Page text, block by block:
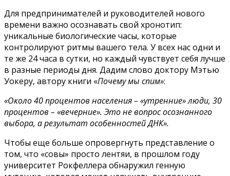
Для предпринимателей и руководителей нового
времени важно осознавать свой хронотип:
уникальные биологические часы, которые
контролируют ритмы вашего тела. У всех нас одни и
те же 24 часа в сутки, но каждый чувствует себя лучше
в разные периоды дня. Дадим слово доктору Мэтью
Уокеру, автору книги «Почему мы спим»:
«Около 40 процентов населения – «утренние» люди, 30
процентов – «вечерние». Это не вопрос осознанного
выбора, а результат особенностей ДНК».
Чтобы еще больше опровергнуть представление о
том, что «совы» просто лентяи, в прошлом году
университет Рокфеллера обнаружил генную